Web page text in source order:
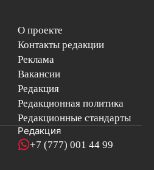
О проекте
Контакты редакции
Реклама
Вакансии
Редакция
Редакционная политика
Редакционные стандарты
Редакция
+7 (777) 001 44 99